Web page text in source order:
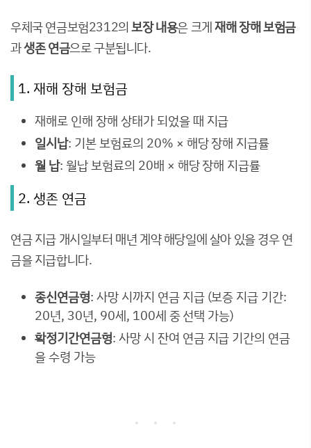
우체국 연금보험2312의보장 내용은 크게재해 장해 보험금
과생존 연금으로 구분됩니다.
1. 재해 장해 보험금
재해로 인해 장해 상태가 되었을 때 지급
일시납: 기본 보험료의 20% × 해당 장해 지급률
월 납: 월납 보험료의 20배 × 해당 장해 지급률
2. 생존 연금
연금 지급 개시일부터 매년 계약 해당일에 살아 있을 경우 연
금을 지급합니다.
종신연금형: 사망 시까지 연금 지급 (보증 지급 기간:
20년, 30년, 90세, 100세 중 선택 가능)
확정기간연금형: 사망 시 잔여 연금 지급 기간의 연금
을 수령 가능